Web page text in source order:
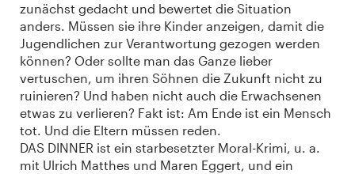
zunächst gedacht und bewertet die Situation
anders. Müssen sie ihre Kinder anzeigen, damit die
Jugendlichen zur Verantwortung gezogen werden
können? Oder sollte man das Ganze lieber
vertuschen, um ihren Söhnen die Zukunft nicht zu
ruinieren? Und haben nicht auch die Erwachsenen
etwas zu verlieren? Fakt ist: Am Ende ist ein Mensch
tot. Und die Eltern müssen reden.
DAS DINNER ist ein starbesetzter Moral-Krimi, u. a.
mit Ulrich Matthes und Maren Eggert, und ein